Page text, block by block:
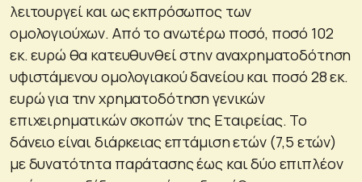
λειτουργεί και ως εκπρόσωπος των
ομολογιούχων. Από το ανωτέρω ποσό, ποσό 102
εκ. ευρώ θα κατευθυνθεί στην αναχρηματοδότηση
υφιστάμενου ομολογιακού δανείου και ποσό 28 εκ.
ευρώ για την χρηματοδότηση γενικών
επιχειρηματικών σκοπών της Εταιρείας. Το
δάνειο είναι διάρκειας επτάμιση ετών (7,5 ετών)
με δυνατότητα παράτασης έως και δύο επιπλέον